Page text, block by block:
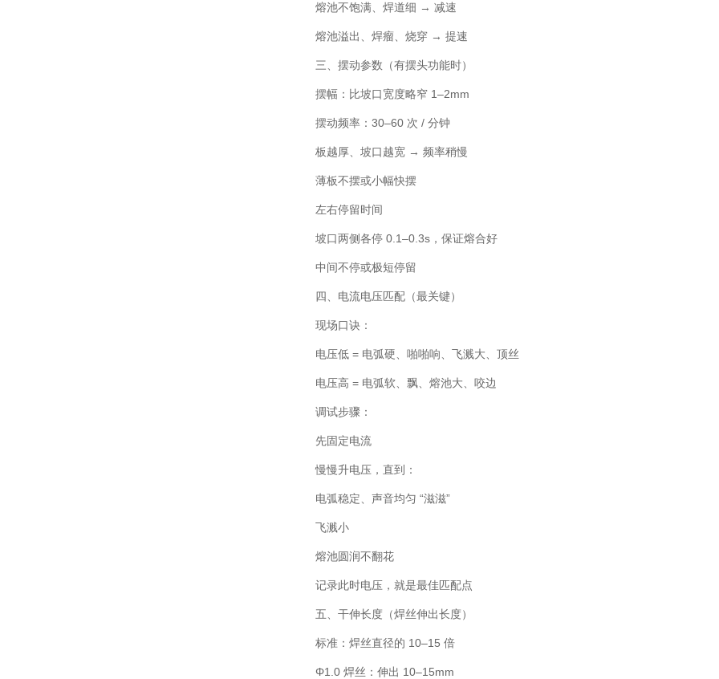
熔池不饱满、焊道细 → 减速
熔池溢出、焊瘤、烧穿 → 提速
三、摆动参数（有摆头功能时）
摆幅：比坡口宽度略窄 1–2mm
摆动频率：30–60 次 / 分钟
板越厚、坡口越宽 → 频率稍慢
薄板不摆或小幅快摆
左右停留时间
坡口两侧各停 0.1–0.3s，保证熔合好
中间不停或极短停留
四、电流电压匹配（最关键）
现场口诀：
电压低 = 电弧硬、啪啪响、飞溅大、顶丝
电压高 = 电弧软、飘、熔池大、咬边
调试步骤：
先固定电流
慢慢升电压，直到：
电弧稳定、声音均匀 “滋滋”
飞溅小
熔池圆润不翻花
记录此时电压，就是最佳匹配点
五、干伸长度（焊丝伸出长度）
标准：焊丝直径的 10–15 倍
Φ1.0 焊丝：伸出 10–15mm